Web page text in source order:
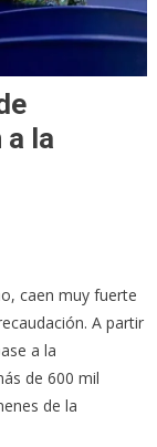
la
caen muy fuerte
A partir
a la
de 600 mil
de la